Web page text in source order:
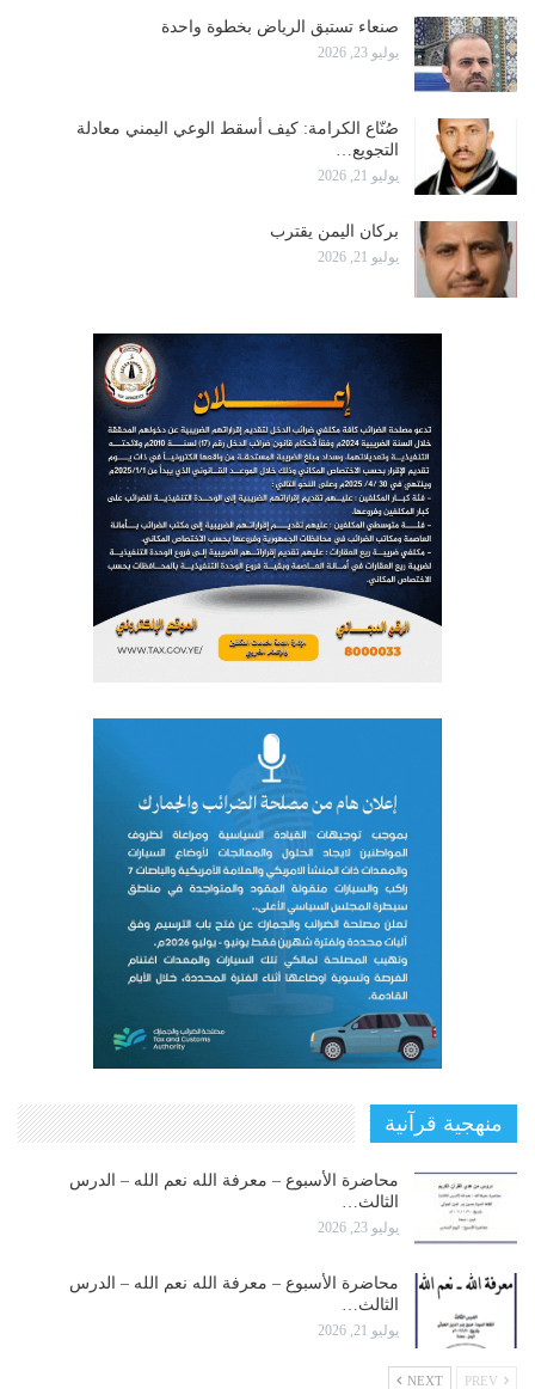
صنعاء تستبق الرياض بخطوة واحدة
يوليو 23, 2026
صُنّاع الكرامة: كيف أسقط الوعي اليمني معادلة
التجويع…
يوليو 21, 2026
بركان اليمن يقترب
يوليو 21, 2026
منهجية قرآنية
محاضرة الأسبوع – معرفة الله نعم الله – الدرس
الثالث…
يوليو 23, 2026
محاضرة الأسبوع – معرفة الله نعم الله – الدرس
الثالث…
يوليو 21, 2026
NEXT